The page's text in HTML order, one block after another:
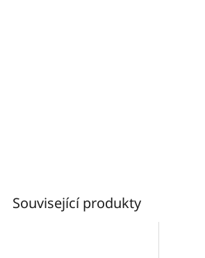
Související produkty